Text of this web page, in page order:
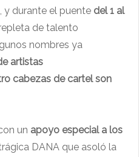
y durante el puente del 1 al
de talento
nombres ya
artistas
cabezas de cartel son
un apoyo especial a los
DANA que asoló la